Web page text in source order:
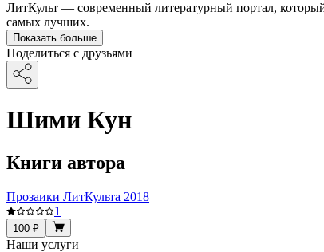
ЛитКульт — современный литературный портал,
самых лучших.
Показать больше
Поделиться с друзьями
Шими Кун
Книги автора
Прозаики ЛитКульта 2018
1
100 ₽
Наши услуги